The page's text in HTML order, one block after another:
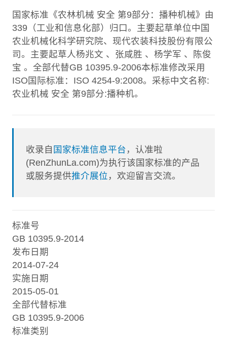
国家标准《农林机械 安全 第9部分：播种机械》由
339（工业和信息化部）归口。主要起草单位中国
农业机械化科学研究院、现代农装科技股份有限公
司。主要起草人杨兆文 、张咸胜 、杨学军 、陈俊
宝 。全部代替GB 10395.9-2006本标准修改采用
ISO国际标准：ISO 4254-9:2008。采标中文名称:
农业机械 安全 第9部分:播种机。
收录自 国家标准信息平台 ，认准啦
(RenZhunLa.com)为执行该国家标准的产品
或服务提供推介展位 ，欢迎留言交流。
标准号
GB 10395.9-2014
发布日期
2014-07-24
实施日期
2015-05-01
全部代替标准
GB 10395.9-2006
标准类别